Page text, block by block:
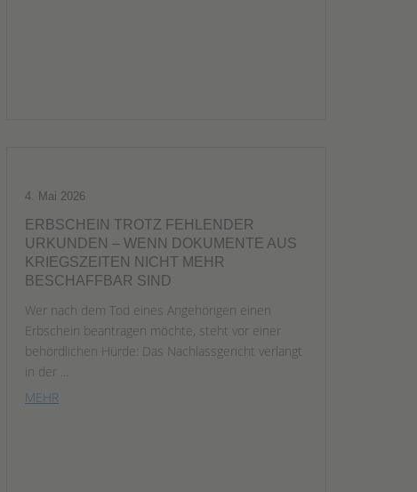
4. Mai 2026
ERBSCHEIN TROTZ FEHLENDER
URKUNDEN – WENN DOKUMENTE AUS
KRIEGSZEITEN NICHT MEHR
BESCHAFFBAR SIND
Wer nach dem Tod eines Angehörigen einen
Erbschein beantragen möchte, steht vor einer
behördlichen Hürde: Das Nachlassgericht verlangt
in der ...
MEHR